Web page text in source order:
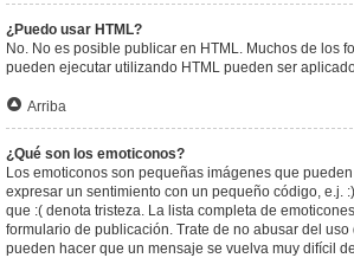
¿Puedo usar HTML?
No. No es posible publicar en HTML. Muchos de los
pueden ejecutar utilizando HTML pueden ser
Arriba
¿Qué son los emoticonos?
Los emoticonos son pequeñas imágenes que
expresar un sentimiento con un pequeño código, e.j.
que :( denota tristeza. La lista completa de
formulario de publicación. Trate de no abusar del
pueden hacer que un mensaje se vuelva muy difícil